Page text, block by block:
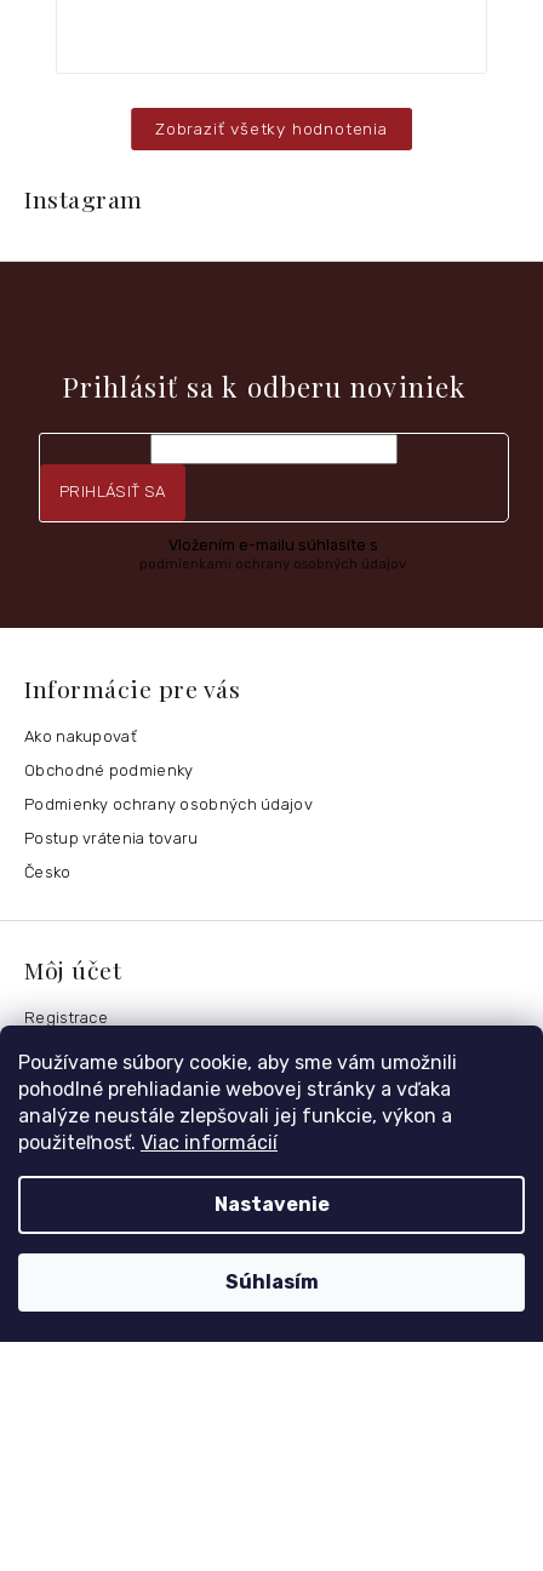
Používame súbory cookie, aby sme vám umožnili
pohodlné prehliadanie webovej stránky a vďaka
analýze neustále zlepšovali jej funkcie, výkon a
použiteľnosť. Viac informácií
Nastavenie
Súhlasím
Zobraziť všetky hodnotenia
t
Instagram
Prihlásiť sa k odberu noviniek
PRIHLÁSIŤ SA
Vložením e-mailu súhlasíte s
podmienkami ochrany osobných údajov
Informácie pre vás
Ako nakupovať
Obchodné podmienky
Podmienky ochrany osobných údajov
Postup vrátenia tovaru
Česko
Môj účet
Registrace
Přihlášení
Historie objednávek
Kontaktujte nás
nolimit@dzinyodevy.cz